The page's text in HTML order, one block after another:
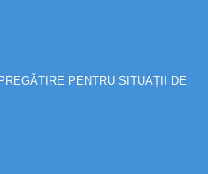
PENTRU SITUAȚII DE